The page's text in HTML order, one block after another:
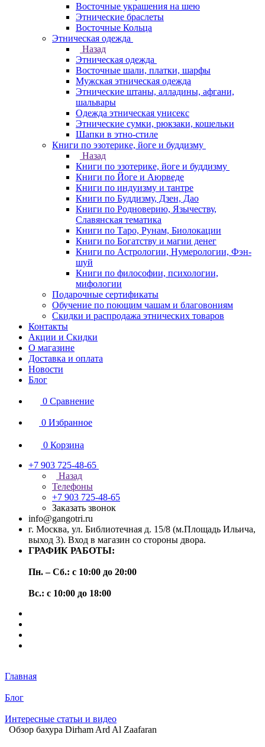
Восточные украшения на шею
Этнические браслеты
Восточные Кольца
Этническая одежда
Назад
Этническая одежда
Восточные шали, платки, шарфы
Мужская этническая одежда
Этнические штаны, алладины, афгани,
шальвары
Одежда этническая унисекс
Этнические сумки, рюкзаки, кошельки
Шапки в этно-стиле
Книги по эзотерике, йоге и буддизму
Назад
Книги по эзотерике, йоге и буддизму
Книги по Йоге и Аюрведе
Книги по индуизму и тантре
Книги по Буддизму, Дзен, Дао
Книги по Родноверию, Язычеству,
Славянская тематика
Книги по Таро, Рунам, Биолокации
Книги по Богатству и магии денег
Книги по Астрологии, Нумерологии, Фэн-
шуй
Книги по философии, психологии,
мифологии
Подарочные сертификаты
Обучение по поющим чашам и благовониям
Скидки и распродажа этнических товаров
Контакты
Акции и Скидки
О магазине
Доставка и оплата
Новости
Блог
0 Сравнение
0 Избранное
0 Корзина
+7 903 725-48-65
Назад
Телефоны
+7 903 725-48-65
Заказать звонок
info@gangotri.ru
г. Москва, ул. Библиотечная д. 15/8 (м.Площадь Ильича,
выход 3). Вход в магазин со стороны двора.
ГРАФИК РАБОТЫ:
Пн. – Сб.: с 10:00 до 20:00
Вс.: с 10:00 до 18:00
Главная
Блог
Интересные статьи и видео
Обзор бахура Dirham Ard Al Zaafaran